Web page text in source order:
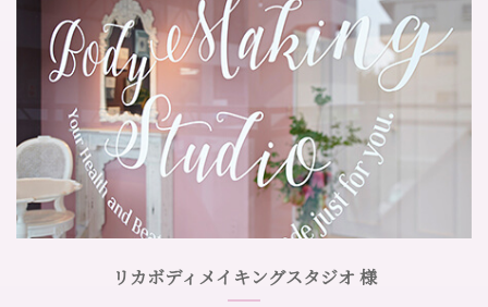
リカボディメイキングスタジオ 様